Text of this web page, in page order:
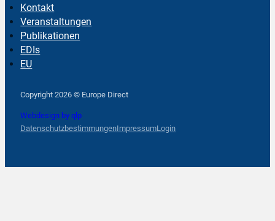
Kontakt
Veranstaltungen
Publikationen
EDIs
EU
Copyright 2026 © Europe Direct
Webdesign by qlp
DatenschutzbestimmungenImpressumLogin